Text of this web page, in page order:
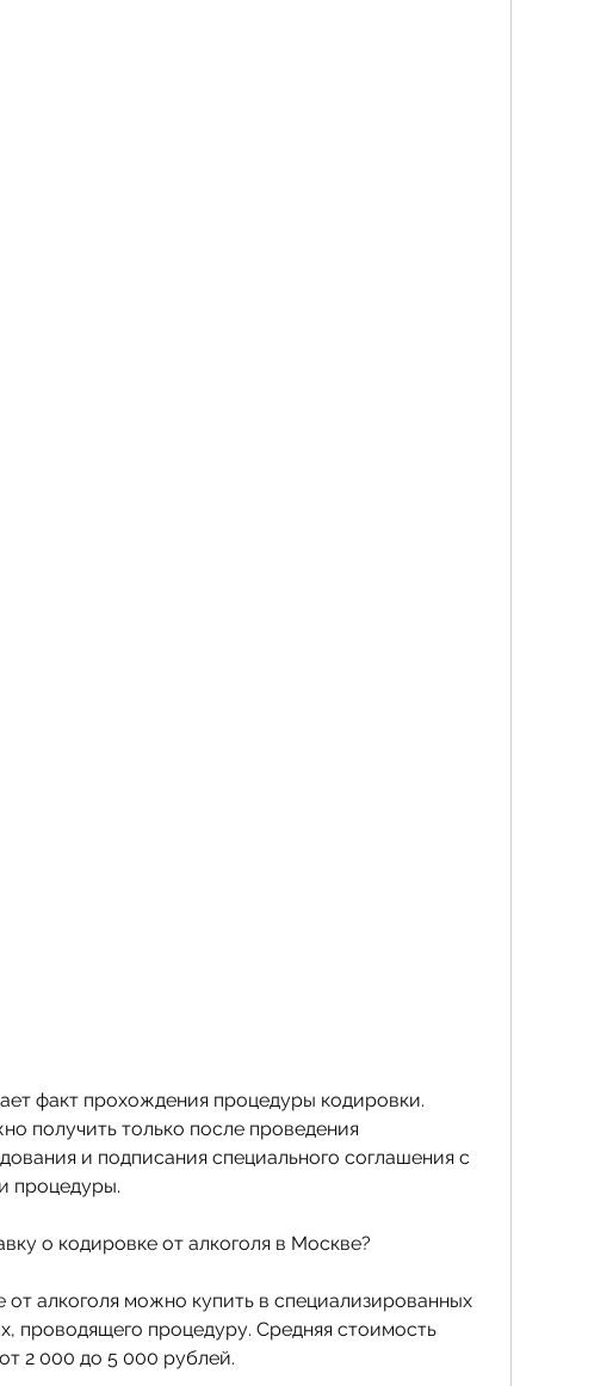
получить только после проведения
и подписания специального соглашения с
процедуры.
о кодировке от алкоголя в Москве?
от алкоголя можно купить в специализированных
проводящего процедуру. Средняя стоимость
2 000 до 5 000 рублей.